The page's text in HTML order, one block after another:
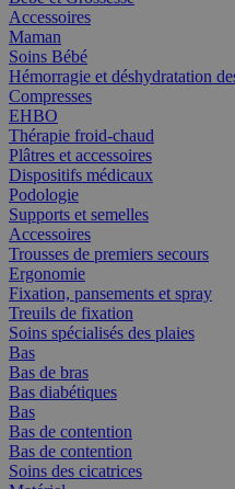
Accessoires
Maman
Soins Bébé
Hémorragie et déshydratation
Compresses
EHBO
Thérapie froid-chaud
Plâtres et accessoires
Dispositifs médicaux
Podologie
Supports et semelles
Accessoires
Trousses de premiers secours
Ergonomie
Fixation, pansements et spray
Treuils de fixation
Soins spécialisés des plaies
Bas
Bas de bras
Bas diabétiques
Bas
Bas de contention
Bas de contention
Soins des cicatrices